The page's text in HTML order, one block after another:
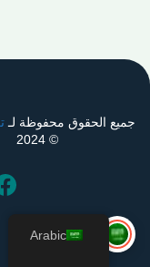
جميع الحقوق محفوظة لـ
© 2024
Arabic